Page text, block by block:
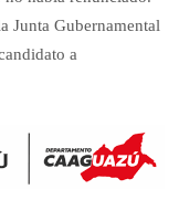
Junta Gubernamental
a